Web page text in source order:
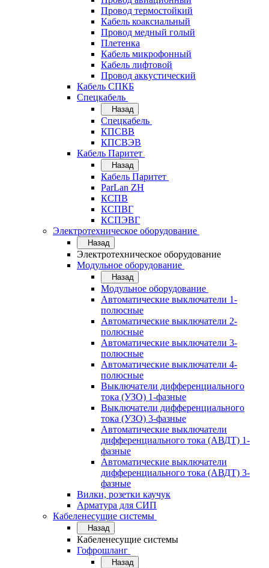
Провод термостойкий
Кабель коаксиальный
Провод медный голый
Плетенка
Кабель микрофонный
Кабель лифтовой
Провод аккустический
Кабель СПКБ
Спецкабель
Назад
Спецкабель
КПСВВ
КПСВЭВ
Кабель Паритет
Назад
Кабель Паритет
ParLan ZH
КСПВ
КСПВГ
КСПЭВГ
Электротехническое оборудование
Назад
Электротехническое оборудование
Модульное оборудование
Назад
Модульное оборудование
Автоматические выключатели 1-
полюсные
Автоматические выключатели 2-
полюсные
Автоматические выключатели 3-
полюсные
Автоматические выключатели 4-
полюсные
Выключатели дифференциального
тока (УЗО) 1-фазные
Выключатели дифференциального
тока (УЗО) 3-фазные
Автоматические выключатели
дифференциального тока (АВДТ) 1-
фазные
Автоматические выключатели
дифференциального тока (АВДТ) 3-
фазные
Вилки, розетки каучук
Арматура для СИП
Кабеленесущие системы
Назад
Кабеленесущие системы
Гофрошланг
Назад